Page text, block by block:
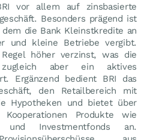
vor allem auf zinsbasierte
Besonders prägend ist
die Bank Kleinstkredite an
und kleine Betriebe vergibt.
höher verzinst, was die
zugleich aber ein aktives
Ergänzend bedient BRI das
den Retailbereich mit
Hypotheken und bietet über
Kooperationen Produkte wie
und Investmentfonds an.